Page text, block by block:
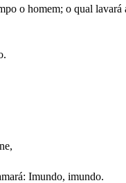
o homem; o qual lavará
Imundo, imundo.